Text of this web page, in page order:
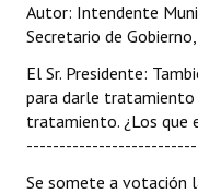
Autor: Intendente
Secretario de
El Sr. Presidente:
para darle tratamiento
tratamiento. ¿Los
Se somete a votación